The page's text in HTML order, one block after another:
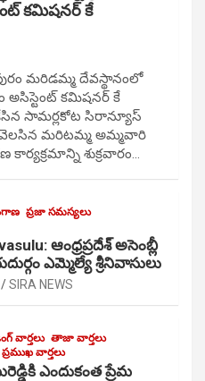
కమిషనర్ కే
మరిడమ్మ దేవస్థానంలో
అసిస్టెంట్ కమిషనర్ కే
సామర్లకోట సిరాన్యూస్
వెలసిన మరిటమ్మ అమ్మవారి
శుక్రవారం…
ప్రజా సమస్యలు
ఆంధ్రప్రదేశ్ అసెంబ్లీ
ఎమ్మెల్యే శ్రీనివాసులు
SIRA NEWS
వార్తలు తాజా వార్తలు
ప్రముఖ వార్తలు
ఎందుకంత ప్రేమ